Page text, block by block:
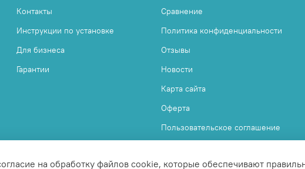
Контакты
Инструкции по установке
Для бизнеса
Гарантии
Сравнение
Политика конфиденциальности
Отзывы
Новости
Карта сайта
Оферта
Пользовательское соглашение
на обработку файлов cookie, которые обеспечивают